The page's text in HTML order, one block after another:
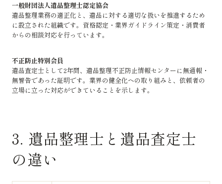
一般財団法人遺品整理士認定協会
遺品整理業務の適正化と、遺品に対する適切な扱いを推進するため
に設立された組織です。資格認定・業界ガイドライン策定・消費者
からの相談対応を行っています。
不正防止特別会員
遺品査定士として2年間、遺品整理不正防止情報センターに無通報・
無警告であった証明です。業界の健全化への取り組みと、依頼者の
立場に立った対応ができていることを示します。
3. 遺品整理士と遺品査定士
の違い